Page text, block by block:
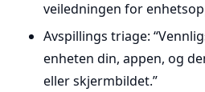
veiledningen for
Avspillings triage:
enheten din, appen, og
eller skjermbildet.”